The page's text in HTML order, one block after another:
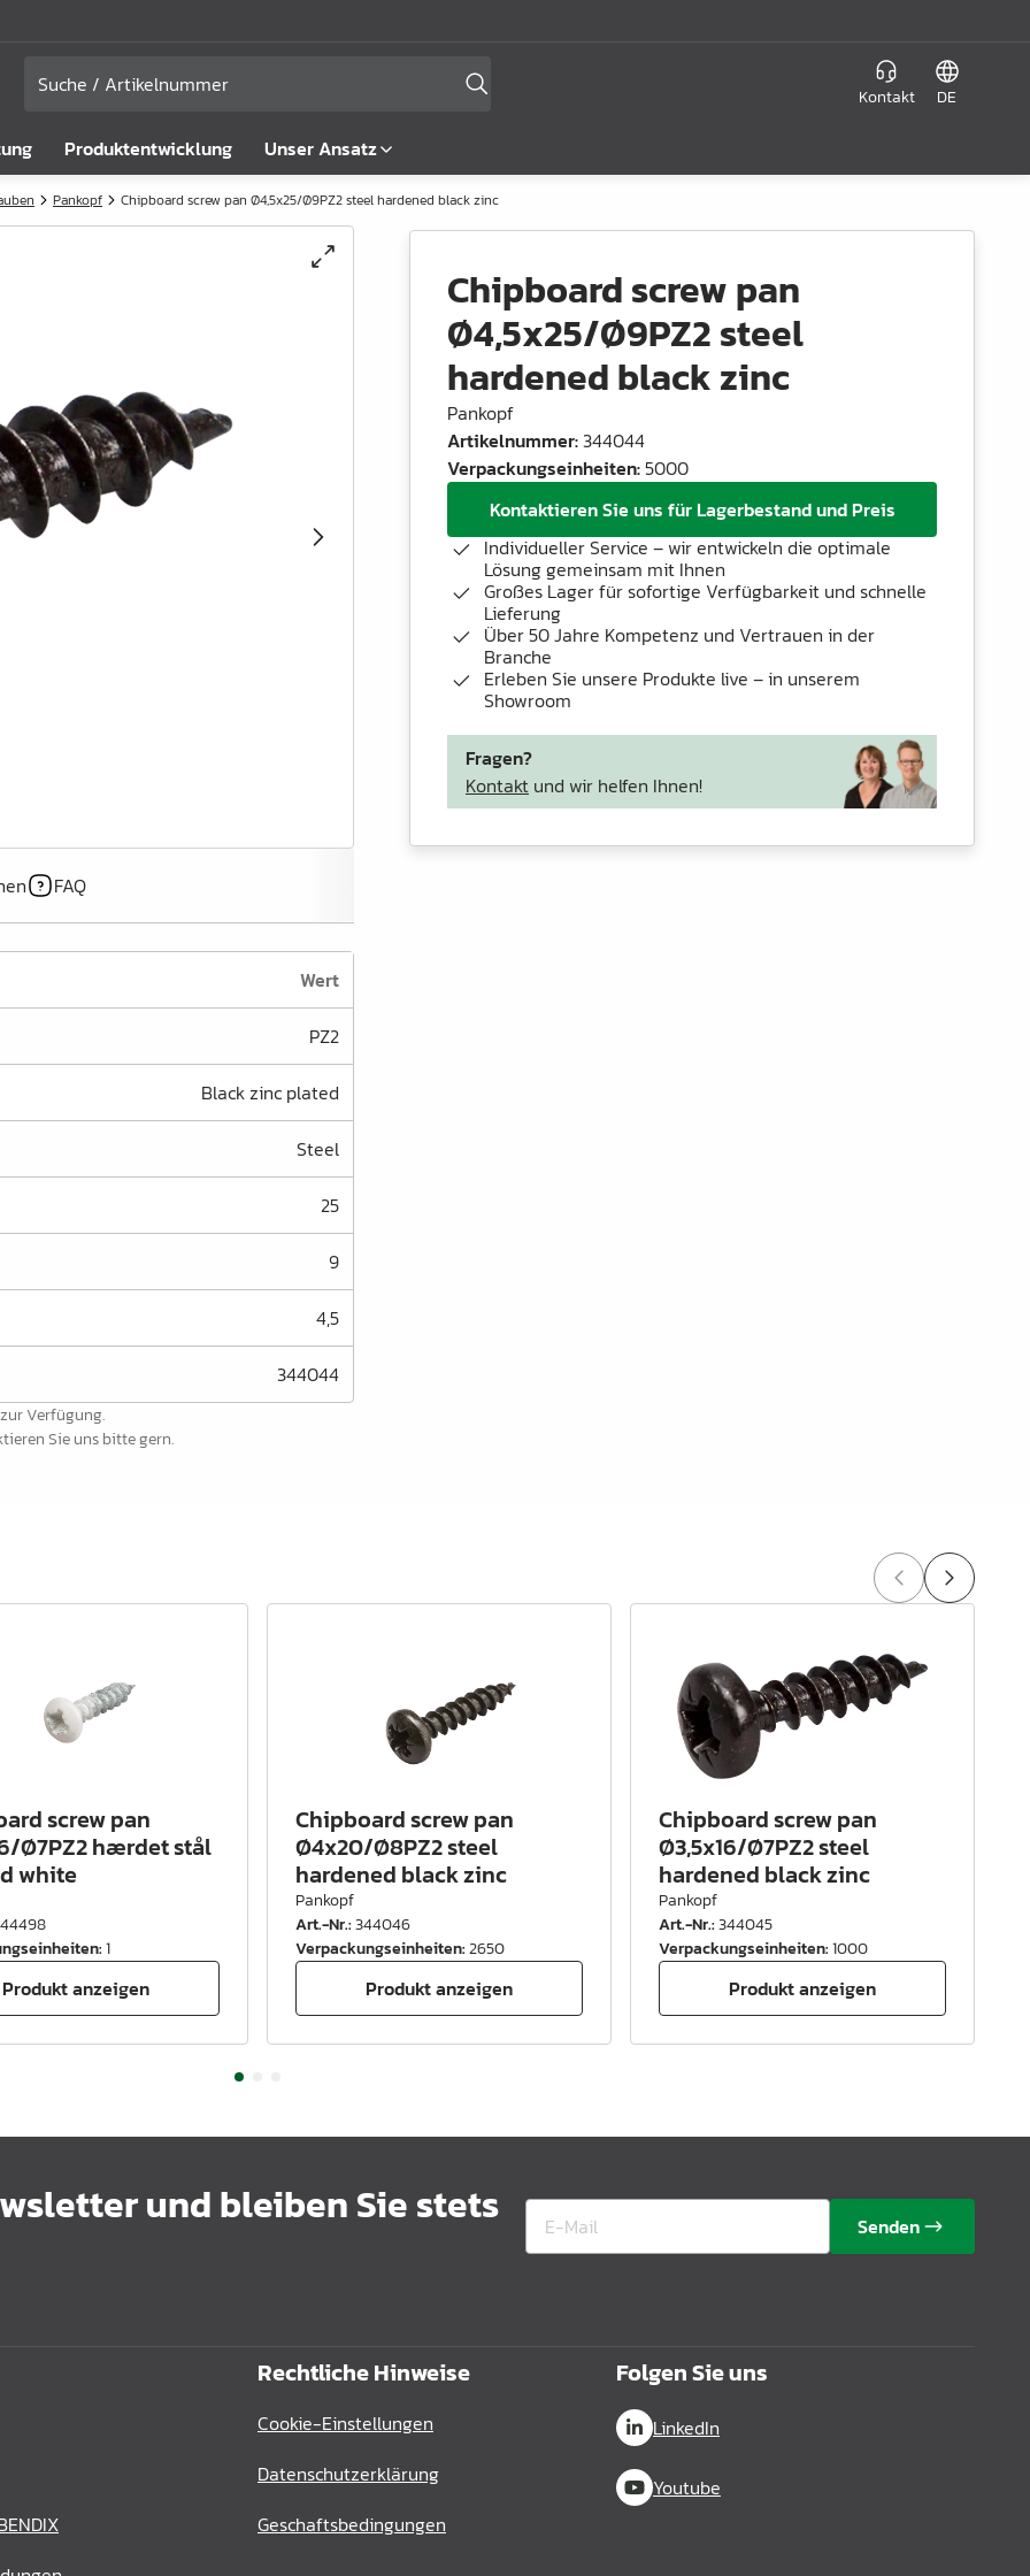
Kontakt DE
Produktentwicklung Unser Ansatz
Pankopf Chipboard screw pan Ø4,5x25/Ø9PZ2 steel hardened black zinc
FAQ
Wert
PZ2
Black zinc plated
Steel
25
9
4,5
344044
Verfügung.
Sie uns bitte gern.
Chipboard screw pan
Ø4,5x25/Ø9PZ2 steel
hardened black zinc
Pankopf
Artikelnummer:344044
Verpackungseinheiten:5000
Kontaktieren Sie uns für Lagerbestand und Preis
Individueller Service – wir entwickeln die optimale
Lösung gemeinsam mit Ihnen
Großes Lager für sofortige Verfügbarkeit und schnelle
Lieferung
Über 50 Jahre Kompetenz und Vertrauen in der
Branche
Erleben Sie unsere Produkte live – in unserem
Showroom
Fragen?
Kontakt und wir helfen Ihnen!
screw pan
Ø7PZ2 hærdet stål
white
:1
Produkt anzeigen
Chipboard screw pan
Ø4x20/Ø8PZ2 steel
hardened black zinc
Pankopf
Art.-Nr.:344046
Verpackungseinheiten:2650
Produkt anzeigen
Chipboard screw pan
Ø3,5x16/Ø7PZ2 steel
hardened black zinc
Pankopf
Art.-Nr.:344045
Verpackungseinheiten:1000
Produkt anzeigen
und bleiben Sie stets Senden
Rechtliche Hinweise
Cookie-Einstellungen
Datenschutzerklärung
Geschaftsbedingungen
Folgen Sie uns
LinkedIn
Youtube